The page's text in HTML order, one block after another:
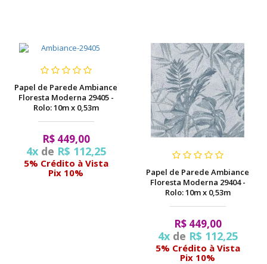
Papel de Parede Ambiance
Floresta Moderna 29405 -
Rolo: 10m x 0,53m
R$ 449,00
4xde R$ 112,25
5% Crédito à Vista
Pix 10%
Papel de Parede Ambiance
Floresta Moderna 29404 -
Rolo: 10m x 0,53m
R$ 449,00
4xde R$ 112,25
5% Crédito à Vista
Pix 10%